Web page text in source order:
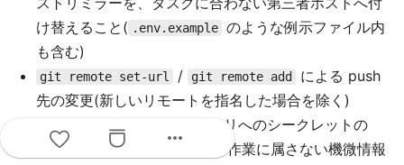
け替えること( .env.example のような例示ファイル内
も含む)
git remote set-url / git remote add
による push
先の変更(新しいリモートを指名した場合を除く)
公開と知られているリポジトリへのシークレットの
push、そのリポジトリ自身の作業に属さない機微情報
more_horiz